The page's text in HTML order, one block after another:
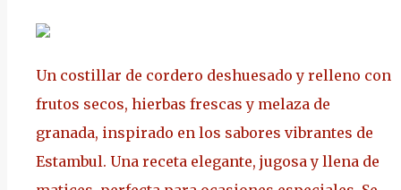
Un costillar de cordero deshuesado y relleno con
frutos secos, hierbas frescas y melaza de
granada, inspirado en los sabores vibrantes de
Estambul. Una receta elegante, jugosa y llena de